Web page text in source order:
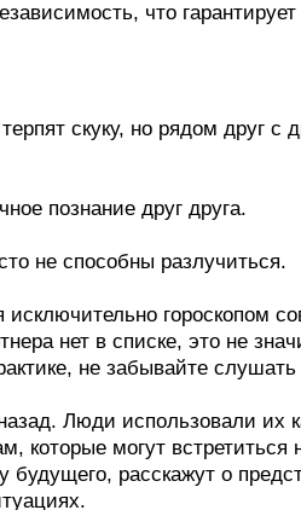
что
скуку, но рядом друг с
познание друг друга.
не способны разлучиться.
исключительно гороскопом
нет в списке, это не
не забывайте
Люди использовали их
которые могут встретиться
будущего, расскажут о